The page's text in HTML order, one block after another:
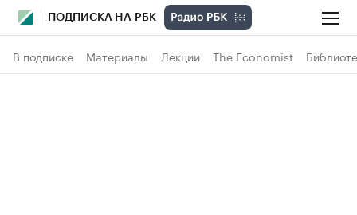
ПОДПИСКА НА РБК
В подписке Материалы Лекции The Economist